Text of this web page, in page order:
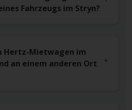
Fahrzeugs im Stryn?
Hertz-Mietwagen im
an einem anderen Ort